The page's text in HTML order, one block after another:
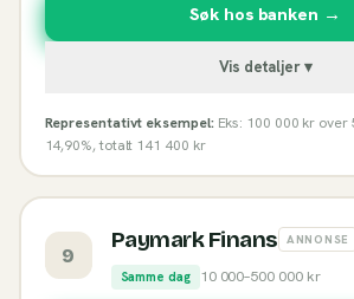
Søk hos banken →
Vis detaljer ▾
Representativt eksempel: Eks: 100 000 kr over
14,90%, totalt 141 400 kr
9
Paymark Finans ANNONSE
Samme dag 10 000–500 000kr